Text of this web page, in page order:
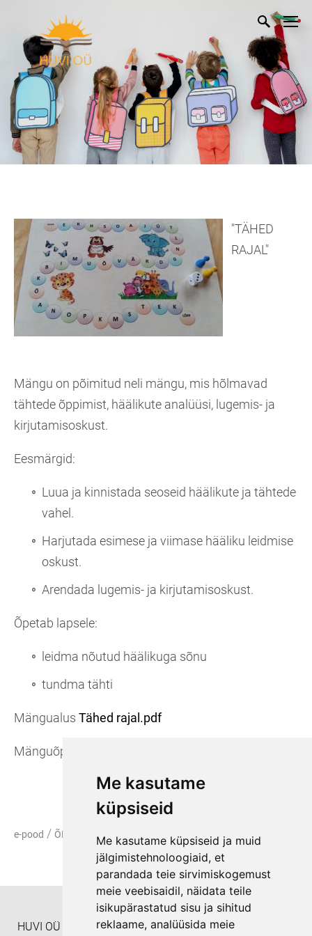
Me kasutame
küpsiseid
Me kasutame küpsiseid ja muid
jälgimistehnoloogiaid, et
parandada teie sirvimiskogemust
meie veebisaidil, näidata teile
isikupärastatud sisu ja sihitud
reklaame, analüüsida meie
"TÄHED
RAJAL"
Mängu on põimitud neli mängu, mis hõlmavad
tähtede õppimist, häälikute analüüsi, lugemis- ja
kirjutamisoskust.
Eesmärgid:
Luua ja kinnistada seoseid häälikute ja tähtede
vahel.
Harjutada esimese ja viimase hääliku leidmise
oskust.
Arendada lugemis- ja kirjutamisoskust.
Õpetab lapsele:
leidma nõutud häälikuga sõnu
tundma tähti
Mängualus Tähed rajal.pdf
Mänguõpetus
e-pood / ÕPPEMATERJALID TÄHED RAJAL. Neli mängu
HUVI OÜ Täienduskoolitusasutus EHISe ID: 8332 Helista